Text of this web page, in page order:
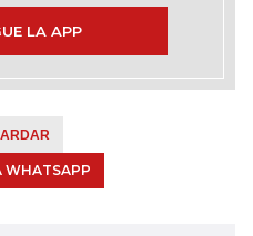
LA APP
WHATSAPP